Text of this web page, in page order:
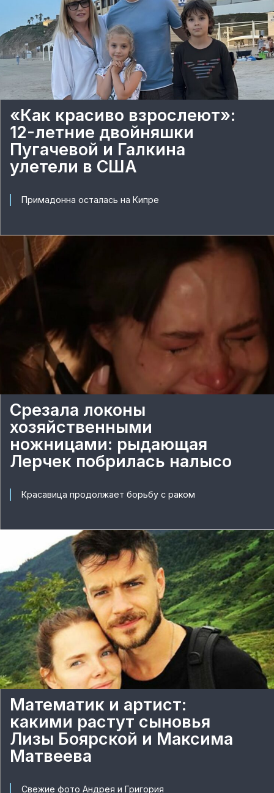
«Как красиво взрослеют»:
12-летние двойняшки
Пугачевой и Галкина
улетели в США
Примадонна осталась на Кипре
Срезала локоны
хозяйственными
ножницами: рыдающая
Лерчек побрилась налысо
Красавица продолжает борьбу с раком
Математик и артист:
какими растут сыновья
Лизы Боярской и Максима
Матвеева
Свежие фото Андрея и Григория